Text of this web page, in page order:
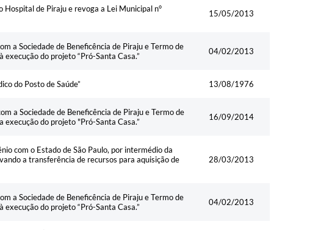
de Piraju e revoga a Lei Municipal n°
15/05/2013
a Sociedade de Beneficência de Piraju e Termo de
do projeto “Pró-Santa Casa.”
04/02/2013
do Posto de Saúde” 13/08/1976
a Sociedade de Beneficência de Piraju e Termo de
execução do projeto "Pró-Santa Casa.”
16/09/2014
com o Estado de São Paulo, por intermédio da
a transferência de recursos para aquisição de
28/03/2013
a Sociedade de Beneficência de Piraju e Termo de
do projeto “Pró-Santa Casa.”
04/02/2013